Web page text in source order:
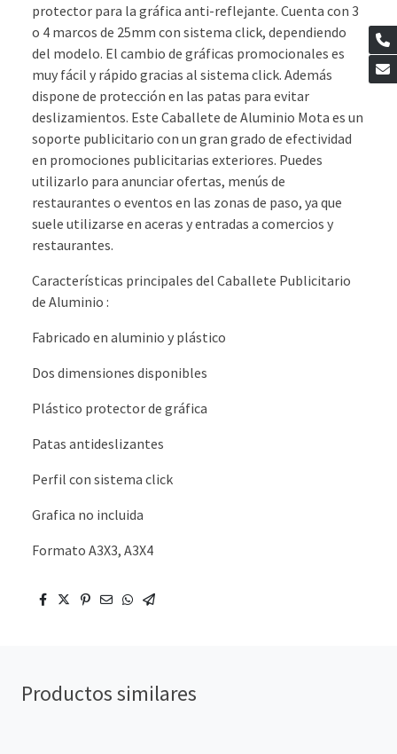
protector para la gráfica anti-reflejante. Cuenta con 3
o 4 marcos de 25mm con sistema click, dependiendo
del modelo. El cambio de gráficas promocionales es
muy fácil y rápido gracias al sistema click. Además
dispone de protección en las patas para evitar
deslizamientos. Este Caballete de Aluminio Mota es un
soporte publicitario con un gran grado de efectividad
en promociones publicitarias exteriores. Puedes
utilizarlo para anunciar ofertas, menús de
restaurantes o eventos en las zonas de paso, ya que
suele utilizarse en aceras y entradas a comercios y
restaurantes.
Características principales del Caballete Publicitario
de Aluminio :
Fabricado en aluminio y plástico
Dos dimensiones disponibles
Plástico protector de gráfica
Patas antideslizantes
Perfil con sistema click
Grafica no incluida
Formato A3X3, A3X4
Productos similares